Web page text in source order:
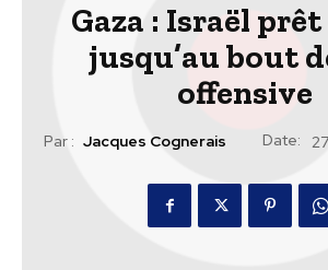
Gaza : Israël
jusqu’au bout
offensive
Par : Jacques Cognerais Date: